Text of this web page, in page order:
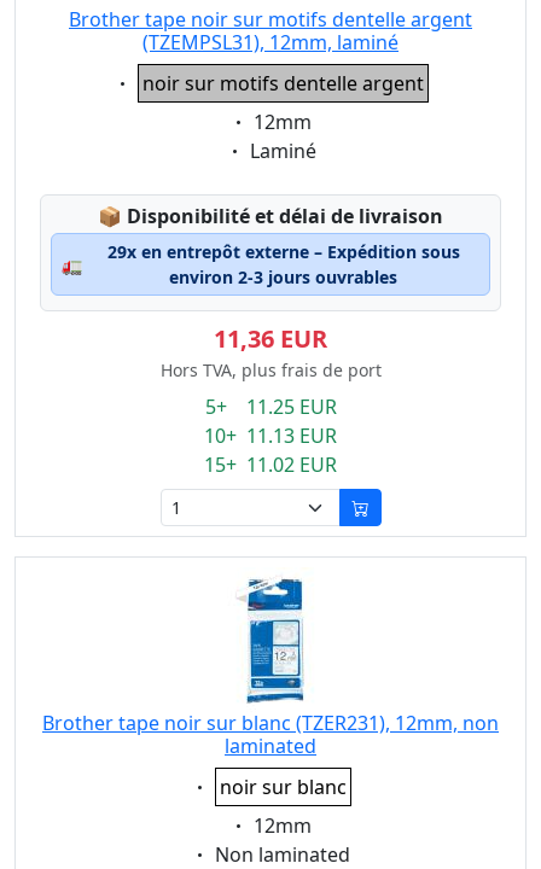
Brother tape noir sur motifs dentelle argent
(TZEMPSL31), 12mm, laminé
Eigenschaft:
noir sur motifs dentelle argent
Eigenschaft:
12mm
Eigenschaft:
Laminé
📦 Lagerstatus:
Disponibilité et délai de livraison
🚛
29x en entrepôt externe – Expédition sous
environ 2-3 jours ouvrables
11,36 EUR
Hors TVA, plus frais de port
5+ 11.25 EUR
10+ 11.13 EUR
15+ 11.02 EUR
Brother tape noir sur blanc (TZER231), 12mm, non
laminated
Eigenschaft:
noir sur blanc
Eigenschaft:
12mm
Eigenschaft:
Non laminated